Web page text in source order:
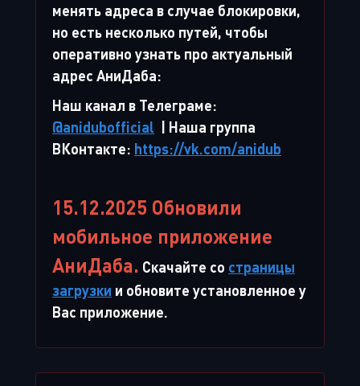
менять адреса в случае блокировки,
но есть несколько путей, чтобы
оперативно узнать про актуальный
адрес АниДаба:
Наш канал в Телеграме:
@anidubofficial | Наша группа
ВКонтакте: https://vk.com/anidub
15.12.2025 Обновили
мобильное приложение
АниДаба. Скачайте со страницы
загрузки и обновите установленное у
Вас приложение.